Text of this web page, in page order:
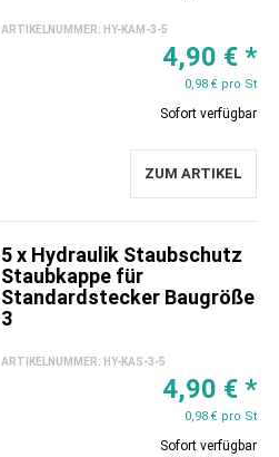
ARTIKELNUMMER: HY-KAM-3-5
4,90 € *
0,98 € pro St
Sofort verfügbar
ZUM ARTIKEL
5 x Hydraulik Staubschutz
Staubkappe für
Standardstecker Baugröße
3
ARTIKELNUMMER: HY-KAS-3-5
4,90 € *
0,98 € pro St
Sofort verfügbar